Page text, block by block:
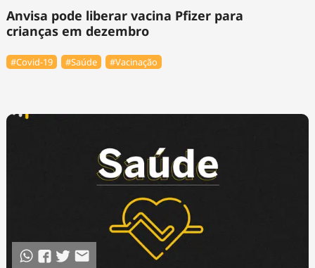
Anvisa pode liberar vacina Pfizer para
crianças em dezembro
#Covid-19 #Saúde #Vacinação